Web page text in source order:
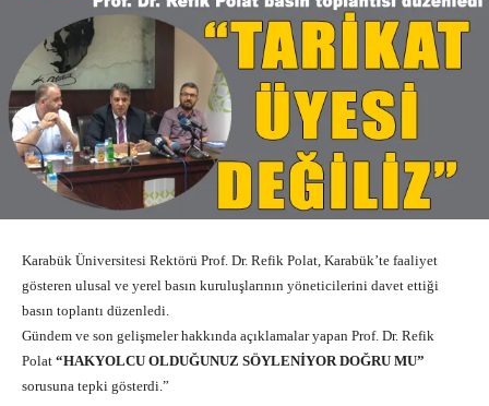
Karabük Üniversitesi Rektörü Prof. Dr. Refik Polat, Karabük’te faaliyet
gösteren ulusal ve yerel basın kuruluşlarının yöneticilerini davet ettiği
basın toplantı düzenledi.
Gündem ve son gelişmeler hakkında açıklamalar yapan Prof. Dr. Refik
Polat “HAKYOLCU OLDUĞUNUZ SÖYLENİYOR DOĞRU MU”
sorusuna tepki gösterdi.”